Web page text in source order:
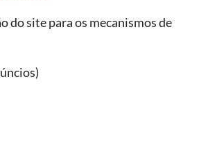
do site para os mecanismos de